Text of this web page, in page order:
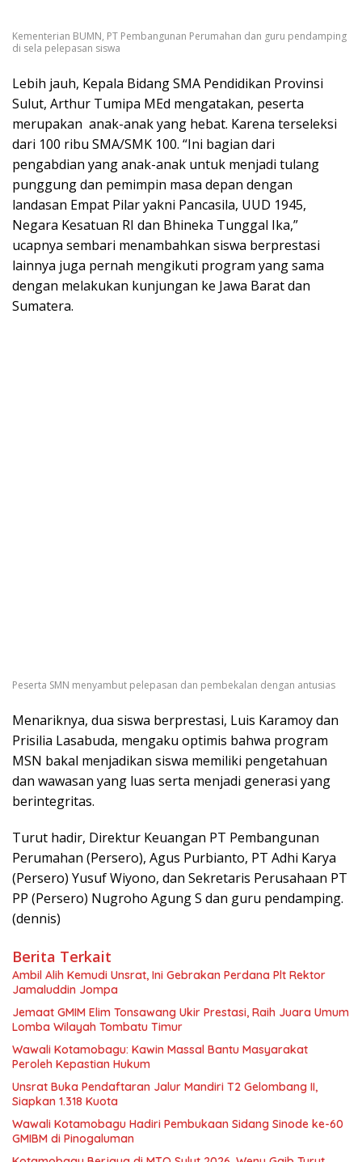
Kementerian BUMN, PT Pembangunan Perumahan dan guru pendamping
di sela pelepasan siswa
Lebih jauh, Kepala Bidang SMA Pendidikan Provinsi
Sulut, Arthur Tumipa MEd mengatakan, peserta
merupakan anak-anak yang hebat. Karena terseleksi
dari 100 ribu SMA/SMK 100. “Ini bagian dari
pengabdian yang anak-anak untuk menjadi tulang
punggung dan pemimpin masa depan dengan
landasan Empat Pilar yakni Pancasila, UUD 1945,
Negara Kesatuan RI dan Bhineka Tunggal Ika,”
ucapnya sembari menambahkan siswa berprestasi
lainnya juga pernah mengikuti program yang sama
dengan melakukan kunjungan ke Jawa Barat dan
Sumatera.
Peserta SMN menyambut pelepasan dan pembekalan dengan antusias
Menariknya, dua siswa berprestasi, Luis Karamoy dan
Prisilia Lasabuda, mengaku optimis bahwa program
MSN bakal menjadikan siswa memiliki pengetahuan
dan wawasan yang luas serta menjadi generasi yang
berintegritas.
Turut hadir, Direktur Keuangan PT Pembangunan
Perumahan (Persero), Agus Purbianto, PT Adhi Karya
(Persero) Yusuf Wiyono, dan Sekretaris Perusahaan PT
PP (Persero) Nugroho Agung S dan guru pendamping.
(dennis)
Berita Terkait
Ambil Alih Kemudi Unsrat, Ini Gebrakan Perdana Plt Rektor
Jamaluddin Jompa
Jemaat GMIM Elim Tonsawang Ukir Prestasi, Raih Juara Umum
Lomba Wilayah Tombatu Timur
Wawali Kotamobagu: Kawin Massal Bantu Masyarakat
Peroleh Kepastian Hukum
Unsrat Buka Pendaftaran Jalur Mandiri T2 Gelombang II,
Siapkan 1.318 Kuota
Wawali Kotamobagu Hadiri Pembukaan Sidang Sinode ke-60
GMIBM di Pinogaluman